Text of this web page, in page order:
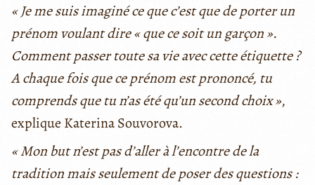
« Je me suis imaginé ce que c’est que de porter un
prénom voulant dire « que ce soit un garçon ».
Comment passer toute sa vie avec cette étiquette ?
A chaque fois que ce prénom est prononcé, tu
comprends que tu n’as été qu’un second choix »,
explique Katerina Souvorova.
« Mon but n’est pas d’aller à l’encontre de la
tradition mais seulement de poser des questions :